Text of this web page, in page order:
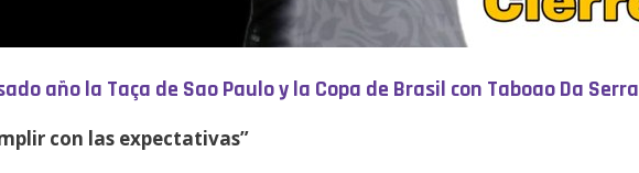
año la Taça de Sao Paulo y la Copa de Brasil con Taboao Da Serra
con las expectativas”